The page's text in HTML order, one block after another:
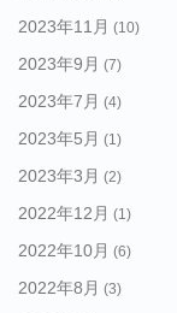
2023年11月 (10)
2023年9月 (7)
2023年7月 (4)
2023年5月 (1)
2023年3月 (2)
2022年12月 (1)
2022年10月 (6)
2022年8月 (3)